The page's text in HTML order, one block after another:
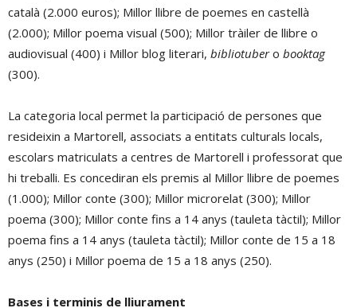
català (2.000 euros); Millor llibre de poemes en castellà
(2.000); Millor poema visual (500); Millor tràiler de llibre o
audiovisual (400) i Millor blog literari, bibliotubero booktag
(300).
La categoria local permet la participació de persones que
resideixin a Martorell, associats a entitats culturals locals,
escolars matriculats a centres de Martorell i professorat que
hi treballi. Es concediran els premis al Millor llibre de poemes
(1.000); Millor conte (300); Millor microrelat (300); Millor
poema (300); Millor conte fins a 14 anys (tauleta tàctil); Millor
poema fins a 14 anys (tauleta tàctil); Millor conte de 15 a 18
anys (250) i Millor poema de 15 a 18 anys (250).
Bases i terminis de lliurament